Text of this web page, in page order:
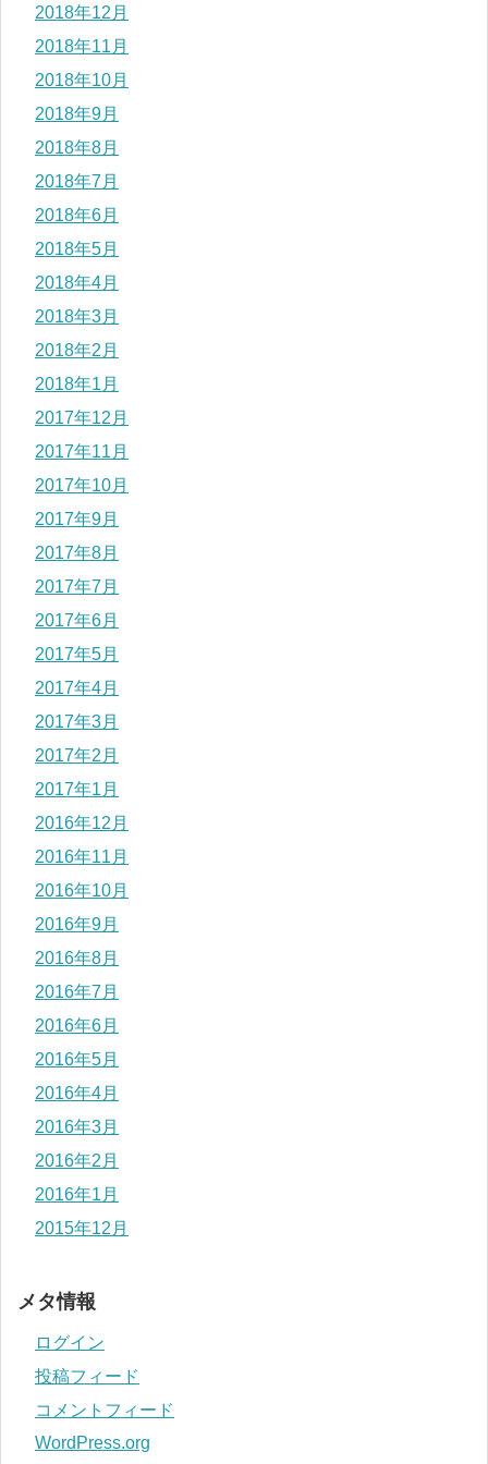
2018年12月
2018年11月
2018年10月
2018年9月
2018年8月
2018年7月
2018年6月
2018年5月
2018年4月
2018年3月
2018年2月
2018年1月
2017年12月
2017年11月
2017年10月
2017年9月
2017年8月
2017年7月
2017年6月
2017年5月
2017年4月
2017年3月
2017年2月
2017年1月
2016年12月
2016年11月
2016年10月
2016年9月
2016年8月
2016年7月
2016年6月
2016年5月
2016年4月
2016年3月
2016年2月
2016年1月
2015年12月
メタ情報
ログイン
投稿フィード
コメントフィード
WordPress.org